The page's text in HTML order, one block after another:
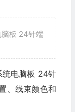
板 24针端
统电脑板 24针
、线束颜色和